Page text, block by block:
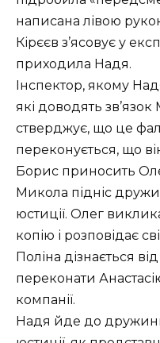
написана лівою
Кірєєв з’ясовує у
приходила Надя.
Інспектор, якому
які доводять
стверджує, що це
переконується, що
Борис приносить
Микола підніс
юстиції. Олег
копію і розповідає
Поліна дізнається
переконати
компанії.
Надя йде до